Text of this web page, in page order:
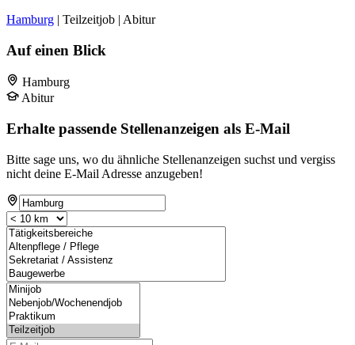
Hamburg | Teilzeitjob | Abitur
Auf einen Blick
Hamburg
Abitur
Erhalte passende Stellenanzeigen als E-Mail
Bitte sage uns, wo du ähnliche Stellenanzeigen suchst und vergiss
nicht deine E-Mail Adresse anzugeben!